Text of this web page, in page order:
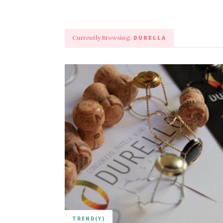
Currently Browsing: DURELLA
TREND(Y)